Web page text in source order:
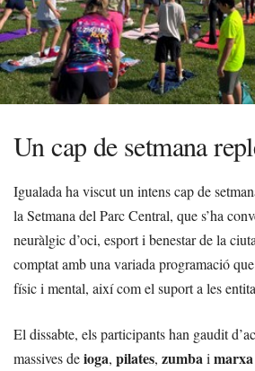
Un cap de setmana
Igualada ha viscut un intens cap de
la Setmana del Parc Central, que s’ha
neuràlgic d’oci, esport i benestar de la
comptat amb una variada programació
físic i mental, així com el suport a les
El dissabte, els participants han gaudit
massives deioga, pilates, zumbai